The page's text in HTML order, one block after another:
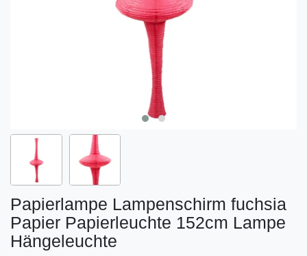
Papierlampe Lampenschirm fuchsia
Papier Papierleuchte 152cm Lampe
Hängeleuchte